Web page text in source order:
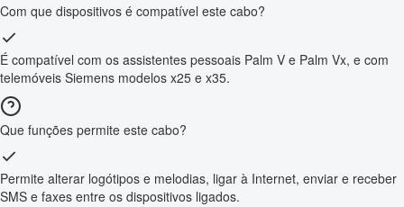
Com que dispositivos é compatível este cabo?
É compatível com os assistentes pessoais Palm V e Palm Vx, e com
telemóveis Siemens modelos x25 e x35.
Que funções permite este cabo?
Permite alterar logótipos e melodias, ligar à Internet, enviar e receber
SMS e faxes entre os dispositivos ligados.